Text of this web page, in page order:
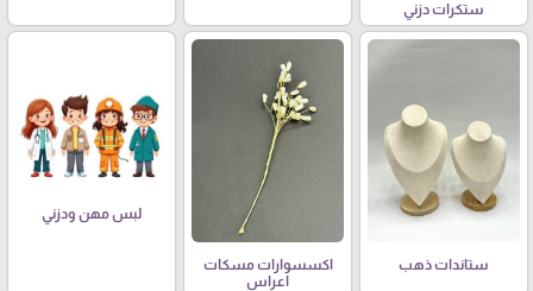
ستكرات دزني
ستاندات ذهب
اكسسوارات مسكات
اعراس
لبس مهن ودزني